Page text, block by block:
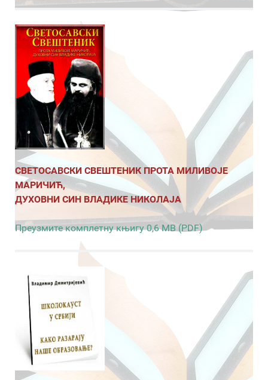
СВЕТОСАВСКИ СВЕШТЕНИК ПРОТА МИЛИВОЈЕ
МАРИЧИЋ,
ДУХОВНИ СИН ВЛАДИКЕ НИКОЛАЈА
Преузмите комплетну књигу 0,6 MB (PDF)